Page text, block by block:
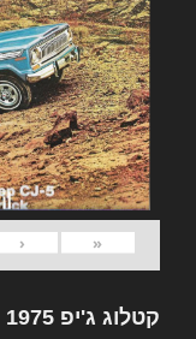
«
‹
קטלוג ג'יפ 1975